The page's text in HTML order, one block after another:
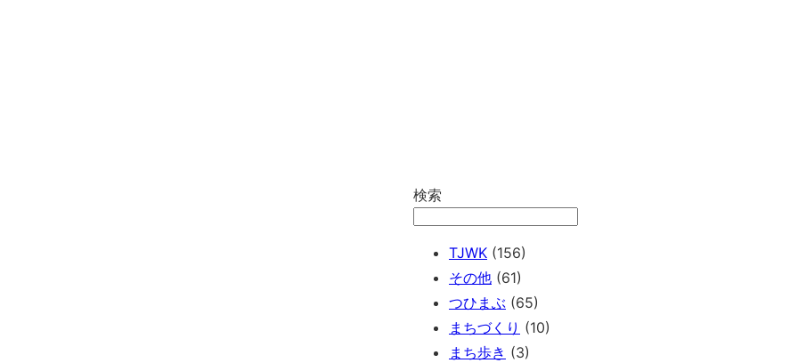
検索
TJWK (156)
その他 (61)
つひまぶ (65)
まちづくり (10)
まち歩き (3)